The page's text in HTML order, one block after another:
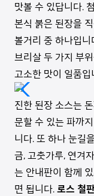
맛볼 수 있답니다.
본식 붉은 된장을
볼거리 중 하나입
브리살 두 가지 부
고소한 맛이 일품입
진한 된장 소스는
문할 수 있는 파까
니다. 또 하나 눈길
금, 고춧가루, 연겨
는 안내판이 함께
면 됩니다. 로스 철